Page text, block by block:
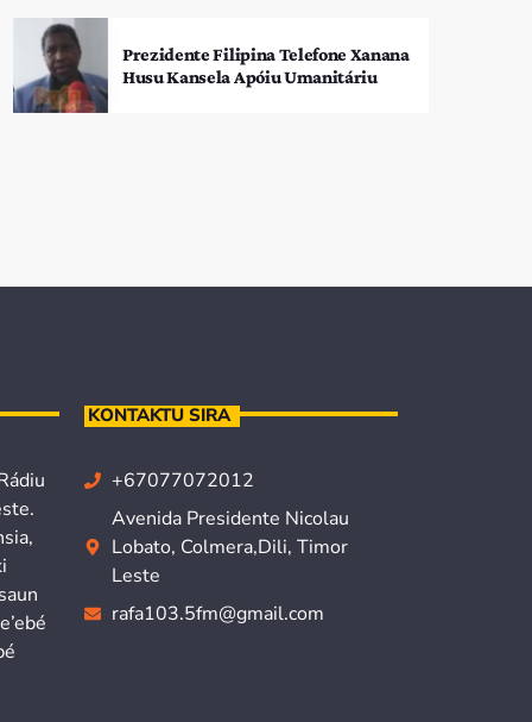
Prezidente Filipina Telefone Xanana
Husu Kansela Apóiu Umanitáriu
KONTAKTU SIRA
+67077072012
Avenida Presidente Nicolau
Lobato, Colmera,Dili, Timor
Leste
rafa103.5fm@gmail.com